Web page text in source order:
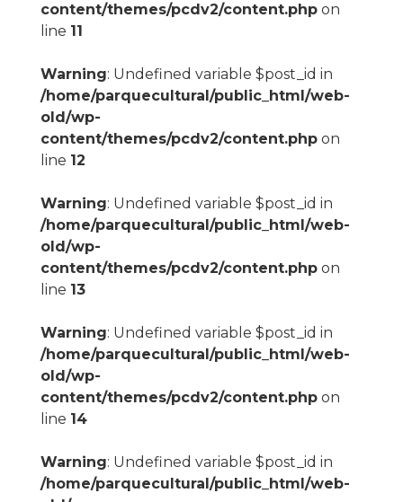
content/themes/pcdv2/content.phpon
line 11
Warning: Undefined variable $post_id in
/home/parquecultural/public_html/web-
old/wp-
content/themes/pcdv2/content.phpon
line 12
Warning: Undefined variable $post_id in
/home/parquecultural/public_html/web-
old/wp-
content/themes/pcdv2/content.phpon
line 13
Warning: Undefined variable $post_id in
/home/parquecultural/public_html/web-
old/wp-
content/themes/pcdv2/content.phpon
line 14
Warning: Undefined variable $post_id in
/home/parquecultural/public_html/web-